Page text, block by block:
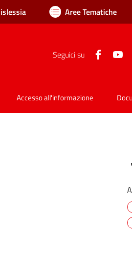
Aree Tematiche
Seguici su
Accesso all'informazione